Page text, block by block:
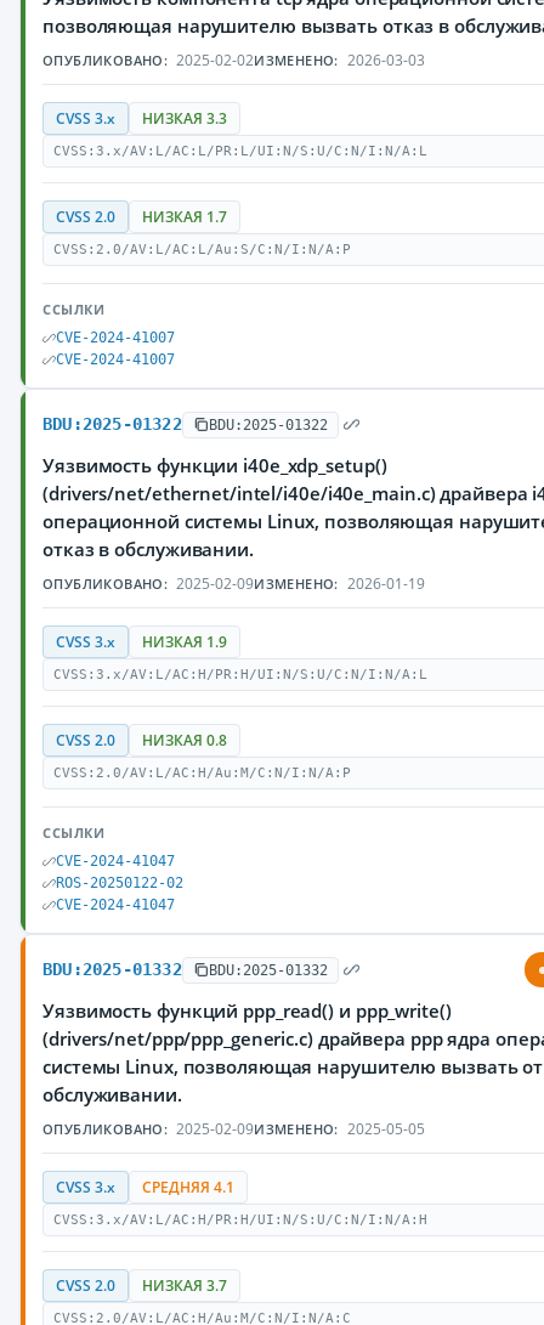
позволяющая нарушителю вызвать отказ в
ОПУБЛИКОВАНО: 2025-02-02ИЗМЕНЕНО: 2026-03-03
CVSS 3.x НИЗКАЯ 3.3
CVSS:3.x/AV:L/AC:L/PR:L/UI:N/S:U/C:N/I:N/A:L
CVSS 2.0 НИЗКАЯ 1.7
CVSS:2.0/AV:L/AC:L/Au:S/C:N/I:N/A:P
ССЫЛКИ
CVE-2024-41007
CVE-2024-41007
BDU:2025-01322 BDU:2025-01322
Уязвимость функции i40e_xdp_setup()
(drivers/net/ethernet/intel/i40e/i40e_main.c) драйвера
операционной системы Linux, позволяющая
отказ в обслуживании.
ОПУБЛИКОВАНО: 2025-02-09ИЗМЕНЕНО: 2026-01-19
CVSS 3.x НИЗКАЯ 1.9
CVSS:3.x/AV:L/AC:H/PR:H/UI:N/S:U/C:N/I:N/A:L
CVSS 2.0 НИЗКАЯ 0.8
CVSS:2.0/AV:L/AC:H/Au:M/C:N/I:N/A:P
ССЫЛКИ
CVE-2024-41047
ROS-20250122-02
CVE-2024-41047
BDU:2025-01332 BDU:2025-01332
Уязвимость функций ppp_read() и ppp_write()
(drivers/net/ppp/ppp_generic.c) драйвера ppp ядра
системы Linux, позволяющая нарушителю вызвать
обслуживании.
ОПУБЛИКОВАНО: 2025-02-09ИЗМЕНЕНО: 2025-05-05
CVSS 3.x СРЕДНЯЯ 4.1
CVSS:3.x/AV:L/AC:H/PR:H/UI:N/S:U/C:N/I:N/A:H
CVSS 2.0 НИЗКАЯ 3.7
CVSS:2.0/AV:L/AC:H/Au:M/C:N/I:N/A:C